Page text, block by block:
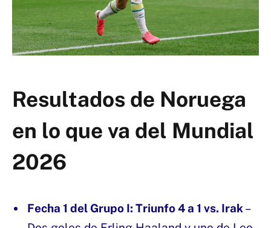
Resultados de Noruega
en lo que va del Mundial
2026
Fecha 1 del Grupo I: Triunfo 4 a 1 vs. Irak–